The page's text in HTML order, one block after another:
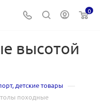
0
высотой
детские товары —
походные